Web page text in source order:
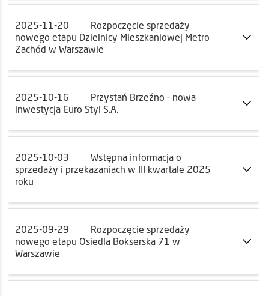
2025-11-20
Rozpoczęcie sprzedaży
nowego etapu Dzielnicy Mieszkaniowej Metro
Zachód w Warszawie
2025-10-16
Przystań Brzeźno – nowa
inwestycja Euro Styl S.A.
2025-10-03
Wstępna informacja o
sprzedaży i przekazaniach w III kwartale 2025
roku
2025-09-29
Rozpoczęcie sprzedaży
nowego etapu Osiedla Bokserska 71 w
Warszawie